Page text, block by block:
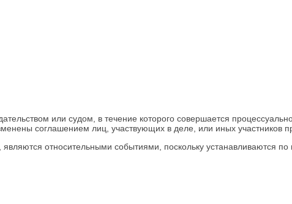
или судом, в течение которого совершается
соглашением лиц, участвующих в деле, или иных участников
относительными событиями, поскольку устанавливаются